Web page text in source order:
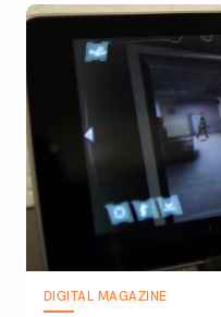
DIGITAL MAGAZINE